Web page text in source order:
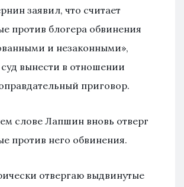
заявил, что считает
против блогера обвинения
и незаконными»,
вынести в отношении
приговор.
слове Лапшин вновь отверг
против него обвинения.
отвергаю выдвинутые